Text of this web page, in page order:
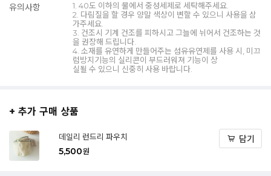
유의사항
1. 40도 이하의 물에서 중성세제로 세탁해주세요.
2. 다림질을 할 경우 양말 색상이 변할 수 있으니 사용을 삼
가주세요.
3. 건조시 기계 건조를 피하시고 그늘에 뉘어서 건조하는 것
을 권장해 드립니다.
4. 소재를 유연하게 만들어주는 섬유유연제를 사용 시, 미끄
럼방지기능의 실리콘이 부드러워져 기능이 상
실될 수 있으니 신중히 사용 바랍니다.
+ 추가 구매 상품
데일리 런드리 파우치
5,500원
담기